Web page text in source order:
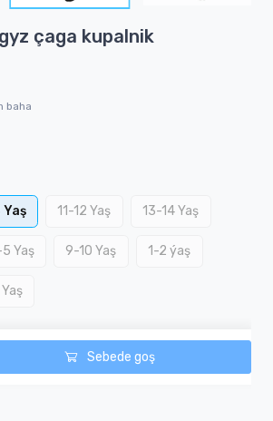
çaga kupalnik
baha
11-12 Yaş 13-14 Yaş
Yaş 9-10 Yaş 1-2 ýaş
Sebede goş